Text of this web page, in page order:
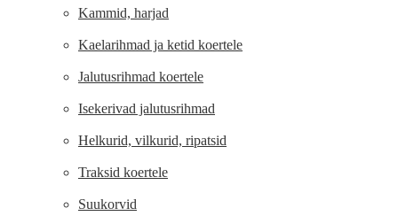
Kammid, harjad
Kaelarihmad ja ketid koertele
Jalutusrihmad koertele
Isekerivad jalutusrihmad
Helkurid, vilkurid, ripatsid
Traksid koertele
Suukorvid